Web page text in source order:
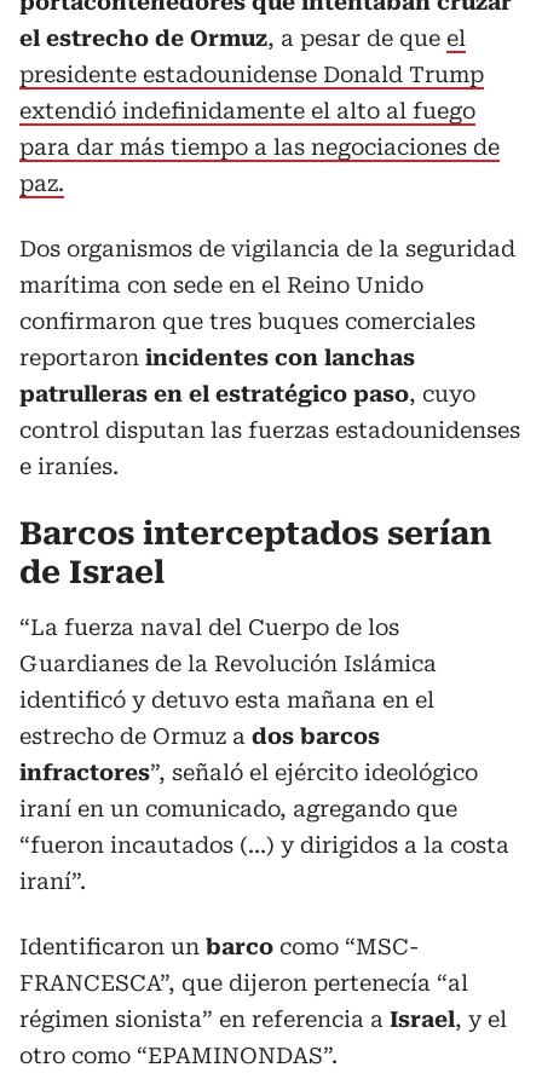
el estrecho de Ormuz, a pesar de que el
presidente estadounidense Donald Trump
extendió indefinidamente el alto al fuego
para dar más tiempo a las negociaciones de
paz.
Dos organismos de vigilancia de la seguridad
marítima con sede en el Reino Unido
confirmaron que tres buques comerciales
reportaron incidentes con lanchas
patrulleras en el estratégico paso, cuyo
control disputan las fuerzas estadounidenses
e iraníes.
Barcos interceptados serían
de Israel
“La fuerza naval del Cuerpo de los
Guardianes de la Revolución Islámica
identificó y detuvo esta mañana en el
estrecho de Ormuz a dos barcos
infractores”, señaló el ejército ideológico
iraní en un comunicado, agregando que
“fueron incautados (...) y dirigidos a la costa
iraní”.
Identificaron un barco como “MSC-
FRANCESCA”, que dijeron pertenecía “al
régimen sionista” en referencia a Israel, y el
otro como “EPAMINONDAS”.